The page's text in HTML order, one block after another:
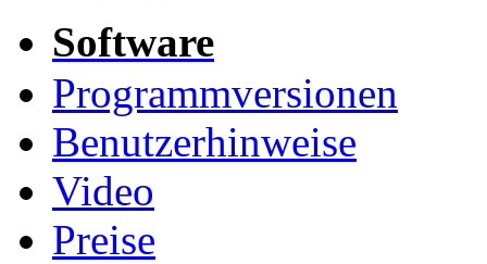
Software
Programmversionen
Benutzerhinweise
Video
Preise